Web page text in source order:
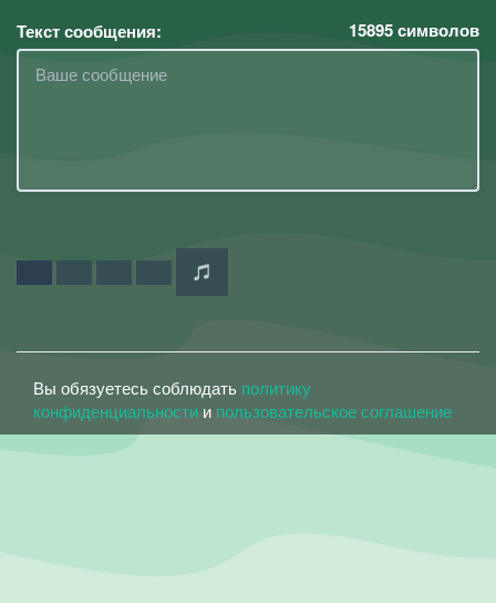
Текст сообщения: 15895символов
Вы обязуетесь соблюдать политику
конфиденциальности и пользовательское соглашение